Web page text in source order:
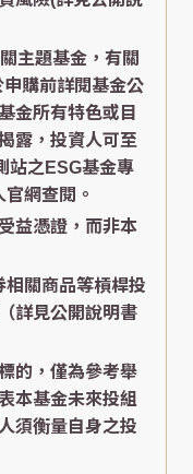
主題基金，有關
購前詳閱基金公
金所有特色或目
露，投資人可至
站之ESG基金專
網查閱。
益憑證，而非本
相關商品等槓桿投
詳見公開說明書
的，僅為參考舉
本基金未來投組
須衡量自身之投